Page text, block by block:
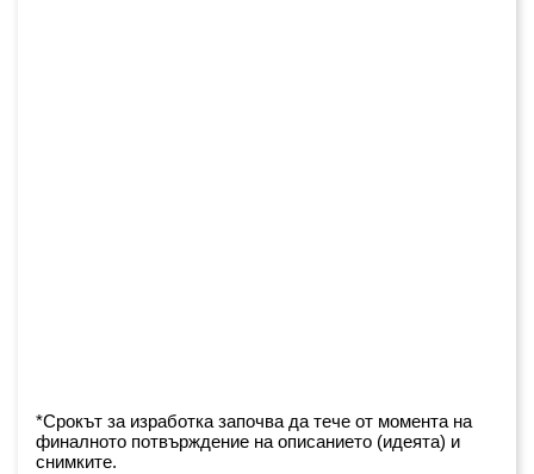
*Срокът за изработка започва да тече от момента на
финалното потвърждение на описанието (идеята) и
снимките.